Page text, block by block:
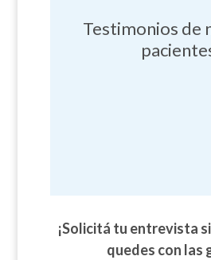
Testimonios de
¡Solicitá tu entrevista
quedes con las